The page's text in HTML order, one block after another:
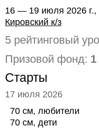
16 — 19 июля 2026 г.,
Кировский к/з
5 рейтинговый
Призовой фонд:
Старты
17 июля 2026
70 см, любители
70 см, дети